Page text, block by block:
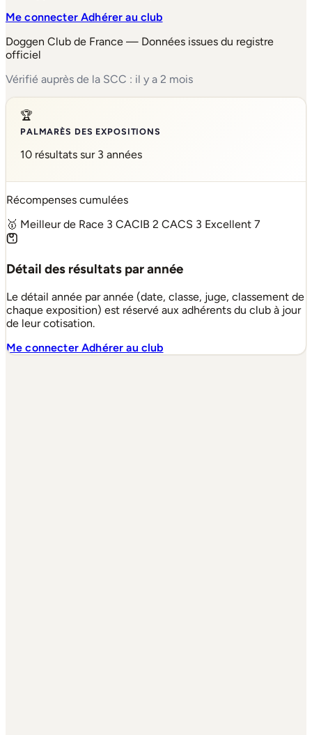
Me connecterAdhérer au club
Doggen Club de France — Données issues du registre
officiel
Vérifié auprès de la SCC : il y a 2 mois
🏆
PALMARÈS DES EXPOSITIONS
10 résultats sur 3 années
Récompenses cumulées
🥇 Meilleur de Race 3 CACIB 2 CACS 3 Excellent 7
Détail des résultats par année
Le détail année par année (date, classe, juge, classement de
chaque exposition) est réservé aux adhérents du club à jour
de leur cotisation.
Me connecterAdhérer au club